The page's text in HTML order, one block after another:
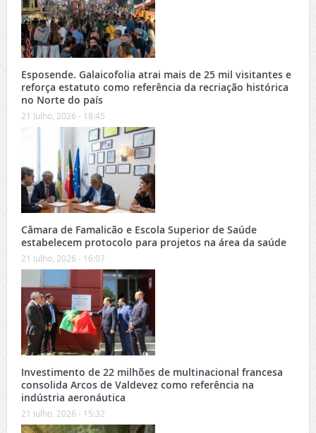
Esposende. Galaicofolia atrai mais de 25 mil visitantes e
reforça estatuto como referência da recriação histórica
no Norte do país
21 Julho, 2026 - 18:45
Câmara de Famalicão e Escola Superior de Saúde
estabelecem protocolo para projetos na área da saúde
21 Julho, 2026 - 16:07
Investimento de 22 milhões de multinacional francesa
consolida Arcos de Valdevez como referência na
indústria aeronáutica
21 Julho, 2026 - 15:32